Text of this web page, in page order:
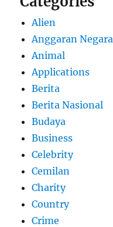
Alien
Anggaran Negara
Animal
Applications
Berita
Berita Nasional
Budaya
Business
Celebrity
Cemilan
Charity
Country
Crime